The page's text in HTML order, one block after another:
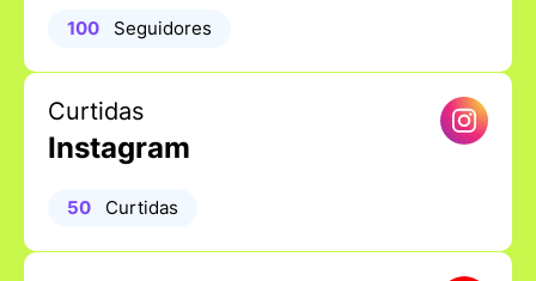
100 Seguidores
Curtidas
Instagram
50 Curtidas